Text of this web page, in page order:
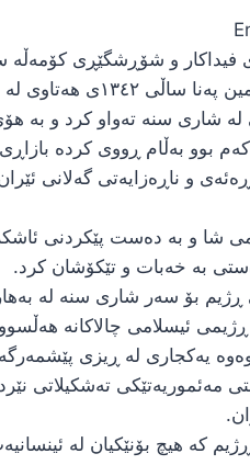
فیداکار و شۆڕشگێڕی کۆمەڵە
سەر بە شاری سنە چاوی بە ژین پشکووت.
شاری سنە تەواو کرد و بە
بوو بەڵام ڕووی کردە
و ناڕەزایەتی گەلانی
شا و بە دەست پێکردنی
بە خەبات و تێکۆشان کرد.
ڕژیمی ئیسلامی چالاکانە
یەکجاری لە ڕیزی
مەبەستی مەئموریەتێکی
کە هیچ بۆنێکیان لە